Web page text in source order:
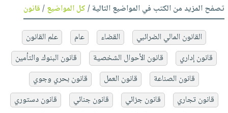
تصفح المزيد من الكتب في المواضيع التالية /كل المواضيع/قانون
القانون المالي الضرائبي القضاء عام
علم القانون
قانون إداري
قانون الأحوال الشخصية
قانون البنوك والتأمين
قانون الصناعة
قانون العمل
قانون بحري وجوي
قانون تجاري
قانون جزائي قانون جنائي
قانون دستوري